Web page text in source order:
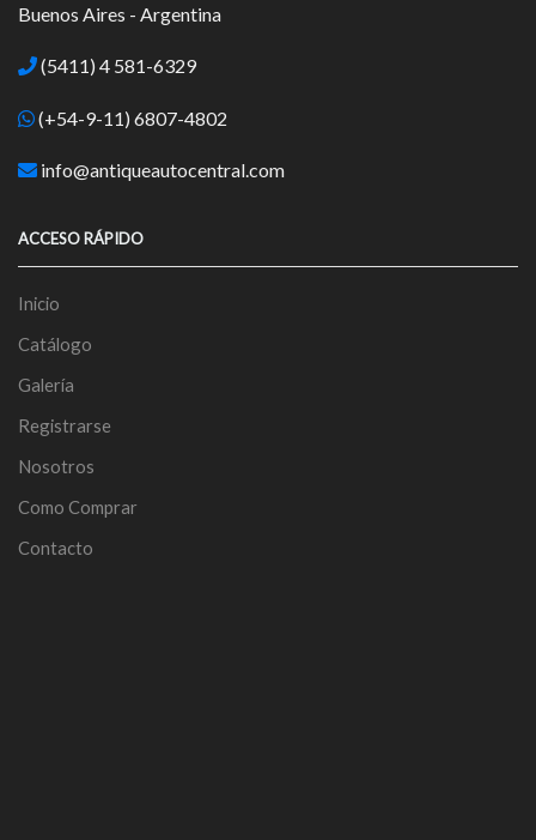
Buenos Aires - Argentina
(5411) 4 581-6329
(+54-9-11) 6807-4802
info@antiqueautocentral.com
ACCESO RÁPIDO
Inicio
Catálogo
Galería
Registrarse
Nosotros
Como Comprar
Contacto